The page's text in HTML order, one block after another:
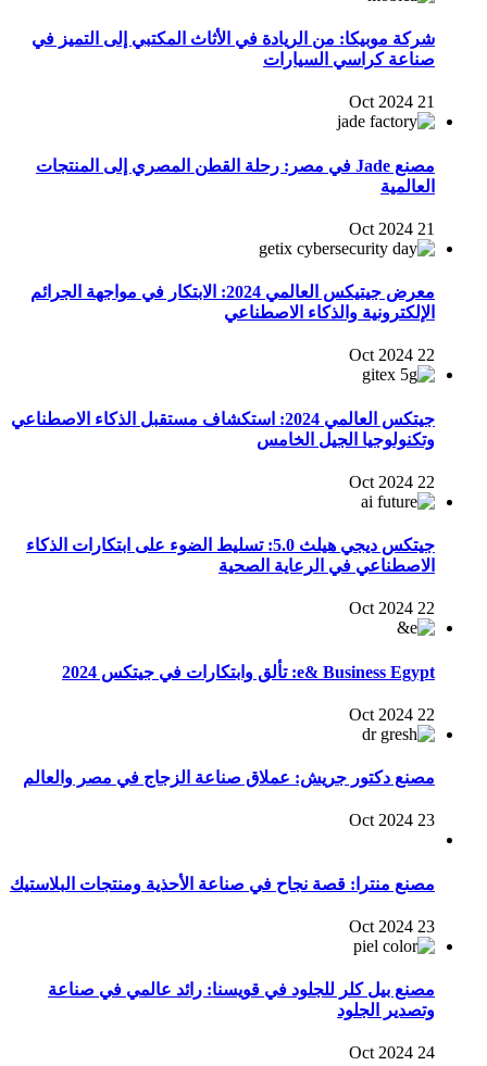
شركة موبيكا: من الريادة في الأثاث المكتبي إلى التميز في
صناعة كراسي السيارات
21 Oct 2024
مصنع Jade في مصر: رحلة القطن المصري إلى المنتجات
العالمية
21 Oct 2024
معرض جيتيكس العالمي 2024: الابتكار في مواجهة الجرائم
الإلكترونية والذكاء الاصطناعي
22 Oct 2024
جيتكس العالمي 2024: استكشاف مستقبل الذكاء الاصطناعي
وتكنولوجيا الجيل الخامس
22 Oct 2024
جيتكس ديجي هيلث 5.0: تسليط الضوء على ابتكارات الذكاء
الاصطناعي في الرعاية الصحية
22 Oct 2024
e& Business Egypt: تألق وابتكارات في جيتكس 2024
22 Oct 2024
مصنع دكتور جريش: عملاق صناعة الزجاج في مصر والعالم
23 Oct 2024
مصنع منترا: قصة نجاح في صناعة الأحذية ومنتجات البلاستيك
23 Oct 2024
مصنع بيل كلر للجلود في قويسنا: رائد عالمي في صناعة
وتصدير الجلود
24 Oct 2024